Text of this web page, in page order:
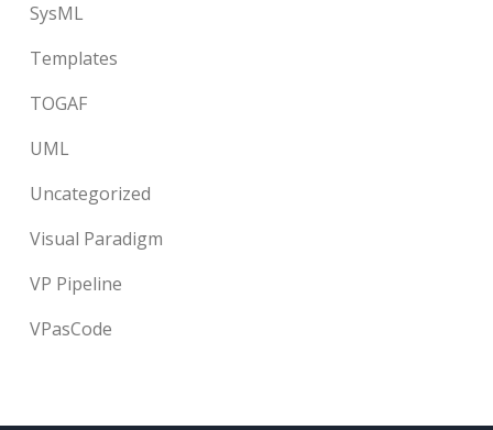
SysML
Templates
TOGAF
UML
Uncategorized
Visual Paradigm
VP Pipeline
VPasCode